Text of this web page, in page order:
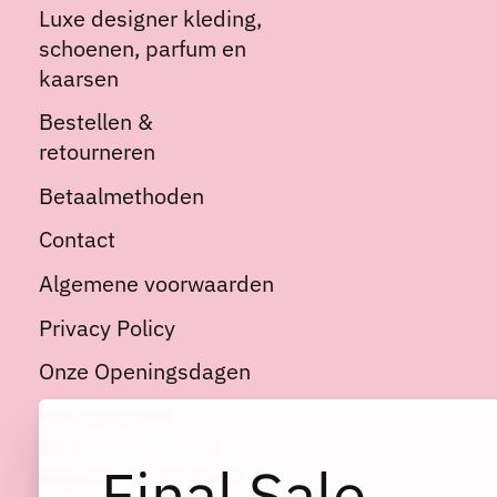
Luxe designer kleding,
schoenen, parfum en
kaarsen
Bestellen &
retourneren
Betaalmethoden
Contact
Algemene voorwaarden
Privacy Policy
Onze Openingsdagen
afgeprijsde artikelen